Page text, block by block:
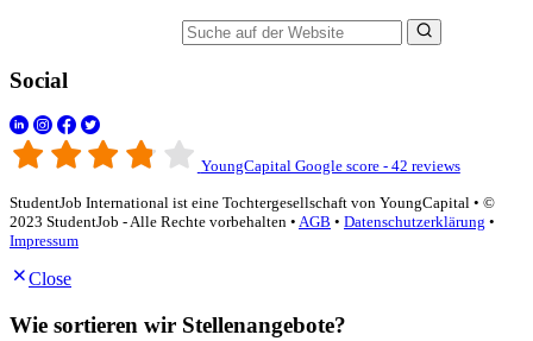
Social
YoungCapital Google score - 42 reviews
StudentJob International ist eine Tochtergesellschaft von YoungCapital • ©
2023 StudentJob - Alle Rechte vorbehalten • AGB • Datenschutzerklärung •
Impressum
Close
Wie sortieren wir Stellenangebote?